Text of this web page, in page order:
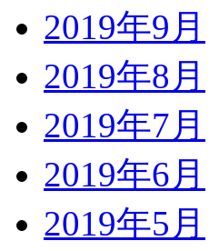
2019年9月
2019年8月
2019年7月
2019年6月
2019年5月